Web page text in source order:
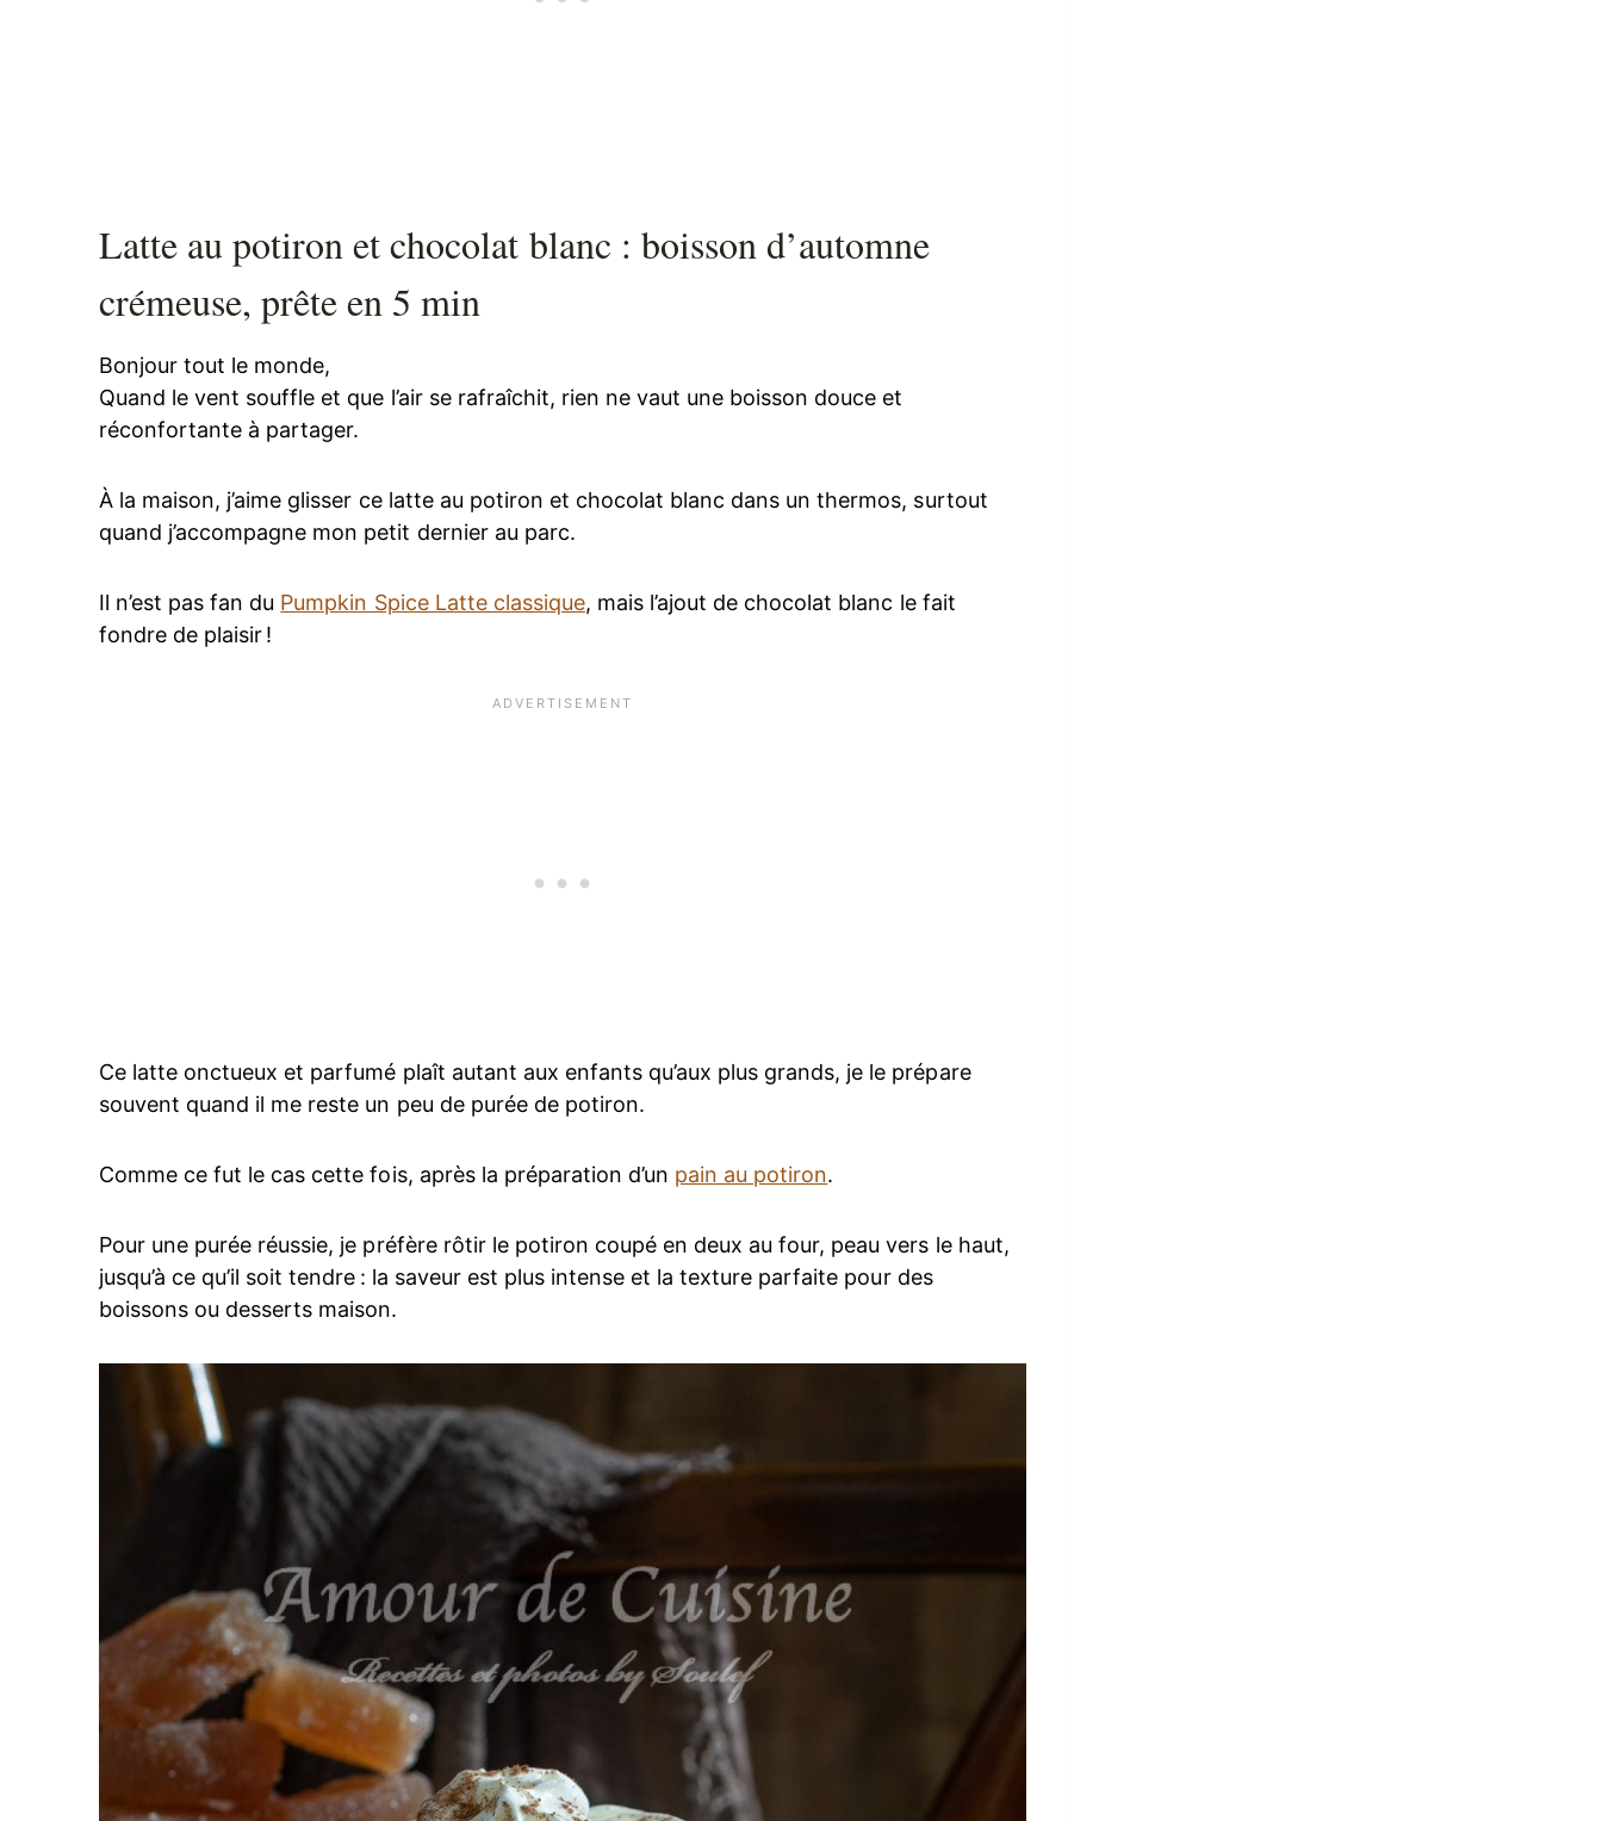
Latte au potiron et chocolat blanc : boisson d’automne
crémeuse, prête en 5 min
Bonjour tout le monde,
Quand le vent souffle et que l’air se rafraîchit, rien ne vaut une boisson douce et
réconfortante à partager.
À la maison, j’aime glisser ce latte au potiron et chocolat blanc dans un thermos, surtout
quand j’accompagne mon petit dernier au parc.
Il n’est pas fan du Pumpkin Spice Latte classique, mais l’ajout de chocolat blanc le fait
fondre de plaisir !
Ce latte onctueux et parfumé plaît autant aux enfants qu’aux plus grands, je le prépare
souvent quand il me reste un peu de purée de potiron.
Comme ce fut le cas cette fois, après la préparation d’un pain au potiron.
Pour une purée réussie, je préfère rôtir le potiron coupé en deux au four, peau vers le haut,
jusqu’à ce qu’il soit tendre : la saveur est plus intense et la texture parfaite pour des
boissons ou desserts maison.